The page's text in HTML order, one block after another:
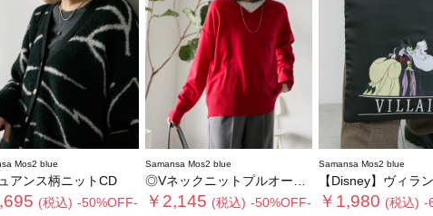
Mos2 blue
アンス柄ニットCD
(税込) -50%OFF-
Samansa Mos2 blue
◎Vネックニットプルオーバー
￥2,145 (税込) -50%OFF-
Samansa Mos2 blue
【Disney】ヴィランズ/トー
￥1,980 (税込) -